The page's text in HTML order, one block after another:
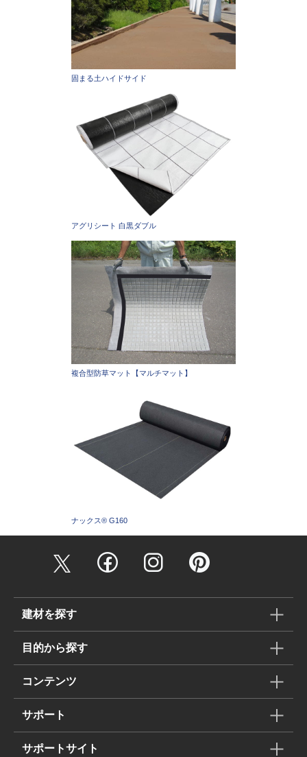
固まる土ハイドサイド
アグリシート 白黒ダブル
複合型防草マット【マルチマット】
ナックス®︎ G160
建材を探す
目的から探す
コンテンツ
サポート
サポートサイト